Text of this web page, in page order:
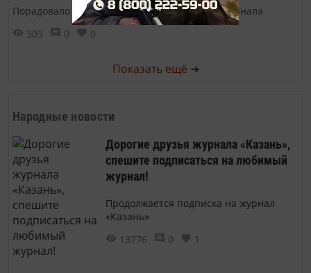
Порадовало наших гостей на презентации журнала
303
0 0
Показать ещё ➜
Народные новости
Дорогие друзья журнала «Казань»,
спешите подписаться на любимый
журнал!
Продолжается подписка на журнал
«Казань»
13776
0 1